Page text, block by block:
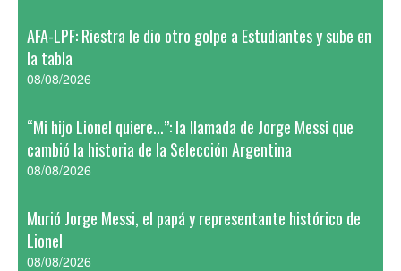
AFA-LPF: Riestra le dio otro golpe a Estudiantes y sube en
la tabla
08/08/2026
“Mi hijo Lionel quiere...”: la llamada de Jorge Messi que
cambió la historia de la Selección Argentina
08/08/2026
Murió Jorge Messi, el papá y representante histórico de
Lionel
08/08/2026